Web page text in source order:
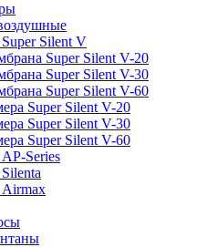
Silent V
Super Silent V-20
Super Silent V-30
Super Silent V-60
Super Silent V-20
Super Silent V-30
Super Silent V-60
Series
Airmax